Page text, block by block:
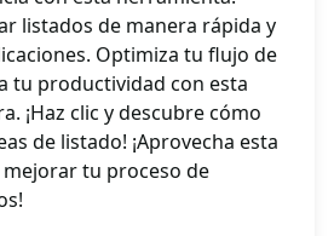
listados de manera rápida y
Optimiza tu flujo de
tu productividad con esta
¡Haz clic y descubre cómo
de listado! ¡Aprovecha esta
tu proceso de